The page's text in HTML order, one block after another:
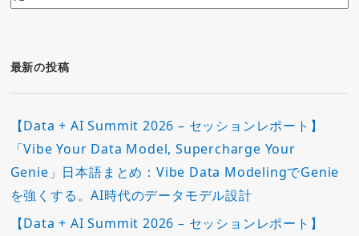
テ
ー
最新の投稿
【Data + AI Summit 2026 – セッションレポート】
「Vibe Your Data Model, Supercharge Your
Genie」日本語まとめ：Vibe Data ModelingでGenie
を強くする。AI時代のデータモデル設計
【Data + AI Summit 2026 – セッションレポート】